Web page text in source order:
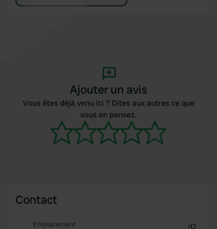
Ajouter un avis
Vous êtes déjà venu ici ? Dites aux autres ce que
vous en pensez.
Contact
Emplacement